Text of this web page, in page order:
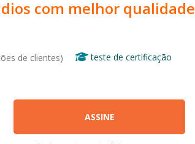
com melhor qualidade
de clientes)
teste de certificação
ASSINE